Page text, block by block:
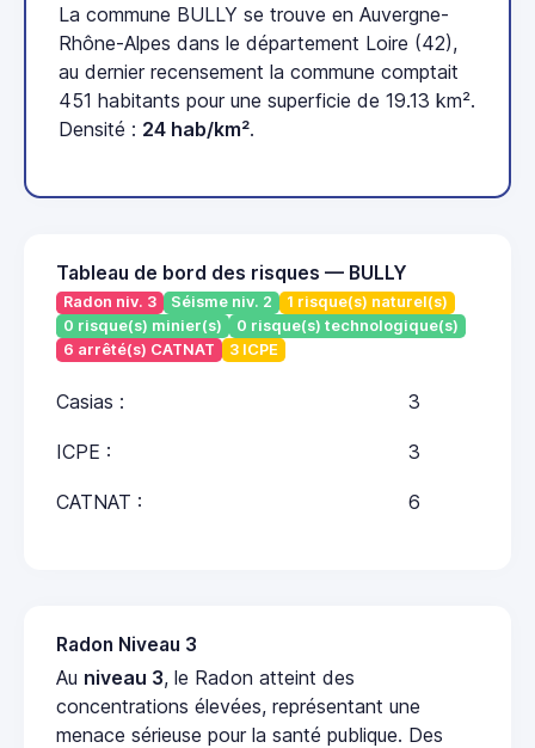
La commune BULLY se trouve en Auvergne-
Rhône-Alpes dans le département Loire (42),
au dernier recensement la commune comptait
451 habitants pour une superficie de 19.13 km².
Densité : 24 hab/km².
Tableau de bord des risques — BULLY
Radon niv. 3 Séisme niv. 2
1 risque(s) naturel(s)
0 risque(s) minier(s)
0 risque(s) technologique(s)
6 arrêté(s) CATNAT
3 ICPE
Casias : 3
ICPE : 3
CATNAT : 6
Radon Niveau 3
Au niveau 3, le Radon atteint des
concentrations élevées, représentant une
menace sérieuse pour la santé publique. Des